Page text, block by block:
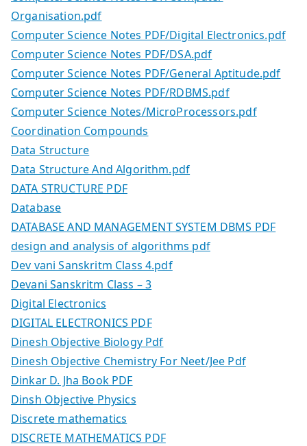
Organisation.pdf
Computer Science Notes PDF/Digital Electronics.pdf
Computer Science Notes PDF/DSA.pdf
Computer Science Notes PDF/General Aptitude.pdf
Computer Science Notes PDF/RDBMS.pdf
Computer Science Notes/MicroProcessors.pdf
Coordination Compounds
Data Structure
Data Structure And Algorithm.pdf
DATA STRUCTURE PDF
Database
DATABASE AND MANAGEMENT SYSTEM DBMS PDF
design and analysis of algorithms pdf
Dev vani Sanskritm Class 4.pdf
Devani Sanskritm Class – 3
Digital Electronics
DIGITAL ELECTRONICS PDF
Dinesh Objective Biology Pdf
Dinesh Objective Chemistry For Neet/Jee Pdf
Dinkar D. Jha Book PDF
Dinsh Objective Physics
Discrete mathematics
DISCRETE MATHEMATICS PDF